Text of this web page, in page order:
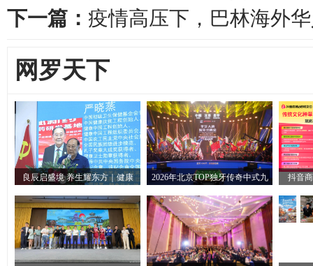
下一篇： 疫情高压下，巴林海外
网罗天下
良辰启盛境 养生耀东方｜健康 2026年北京TOP独牙传奇中式九 抖音